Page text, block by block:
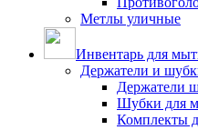
Метлы уличные
Инвентарь для
Держатели и
Держатели
Шубки для
Комплекты